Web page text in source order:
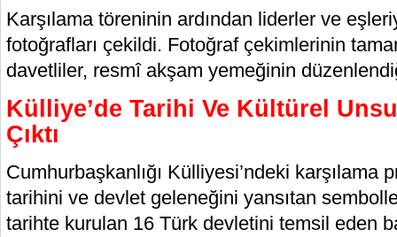
Karşılama töreninin ardından liderler ve
fotoğrafları çekildi. Fotoğraf çekimlerinin
davetliler, resmî akşam yemeğinin
Külliye’de Tarihi Ve Kültürel
Çıktı
Cumhurbaşkanlığı Külliyesi’ndeki karşılama
tarihini ve devlet geleneğini yansıtan
tarihte kurulan 16 Türk devletini temsil eden